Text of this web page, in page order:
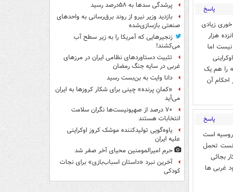
پاسخ
زیادی
هزار
اما
را هم یک
احکام آن
پاسخ
است
تحمل
بجائی
غربی ها
پرشدگی سدها به ۵۸درصد رسید
بازدید وزیر نیرو از روند برق‌رسانی به واحدهای
صنعتی بازسازی‌شده
زنجیرهایی که آمریکا را به زیر سطح آب
می‌کشند!
تثبیت دستاوردهای نظامی ایران در مرزهای
غربی در سایه جنگ رمضان
دانا وایت به بن‌بست رسید
«کمانِ پرنده» چینی برای شکار کروزها به ایران
می‌آید
۷۰ درصد از صهیونیست‌ها نگران سلامت
انتخابات هستند
یاوه‌گویی تولیدکننده موشک کروز اوکراینی
علیه ایران
حرم امیرالمومنین محیای آخر صفر شد
آخرین نبرد «داستان اسباب‌بازی» برای نجات
کودکی